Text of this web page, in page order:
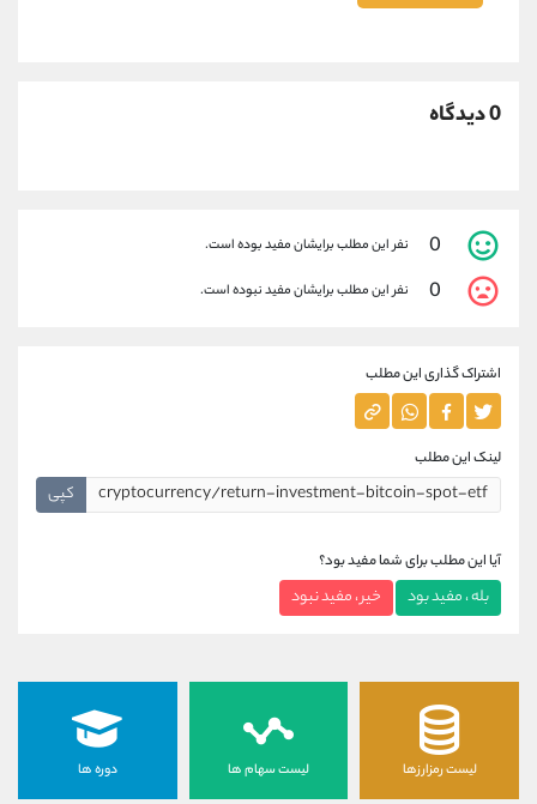
0 دیدگاه
0 نفر این مطلب برایشان مفید بوده است.
0 نفر این مطلب برایشان مفید نبوده است.
اشتراک گذاری این مطلب
لینک این مطلب
کپی
آیا این مطلب برای شما مفید بود؟
بله ، مفید بود خیر ، مفید نبود
لیست رمزارزها لیست سهام ها دوره ها